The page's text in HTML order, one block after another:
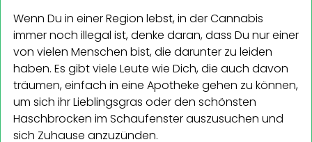
Wenn Du in einer Region lebst, in der Cannabis
immer noch illegal ist, denke daran, dass Du nur einer
von vielen Menschen bist, die darunter zu leiden
haben. Es gibt viele Leute wie Dich, die auch davon
träumen, einfach in eine Apotheke gehen zu können,
um sich ihr Lieblingsgras oder den schönsten
Haschbrocken im Schaufenster auszusuchen und
sich Zuhause anzuzünden.